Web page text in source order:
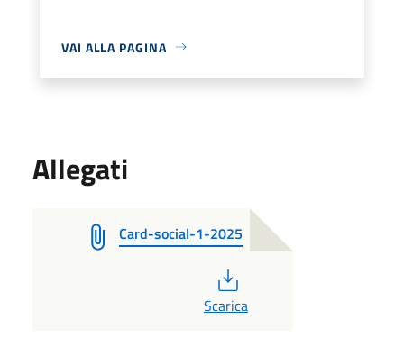
VAI ALLA PAGINA
Allegati
Card-social-1-2025
Scarica